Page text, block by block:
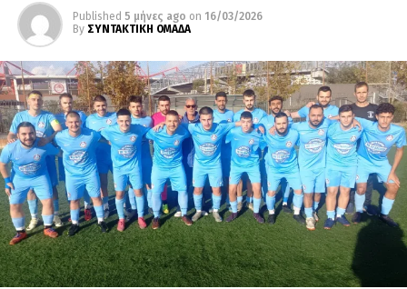
Published 5 μήνες ago on 16/03/2026
By ΣΥΝΤΑΚΤΙΚΗ ΟΜΑΔΑ